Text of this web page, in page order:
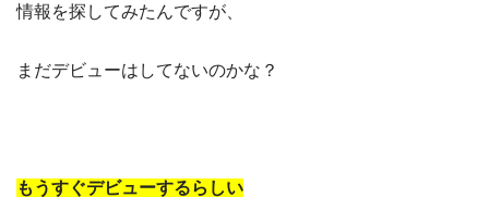
情報を探してみたんですが、
まだデビューはしてないのかな？
もうすぐデビューするらしい